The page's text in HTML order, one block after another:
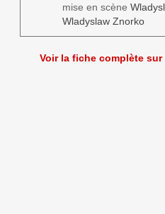
mise en scène
Wladyslaw Znorko
Voir la fiche complète